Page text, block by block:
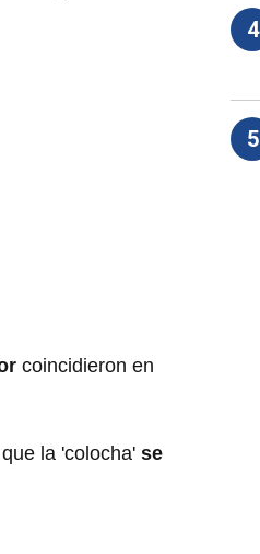
coincidieron en
la 'colocha' se
4
5